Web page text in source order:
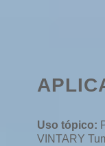
Uso tópico:
VINTARY